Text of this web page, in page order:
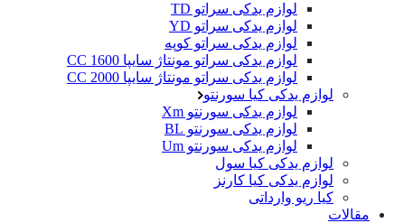
لوازم یدکی سراتو TD
لوازم یدکی سراتو YD
لوازم یدکی سراتو کوپه
لوازم یدکی سراتو مونتاژ سایپا 1600 CC
لوازم یدکی سراتو مونتاژ سایپا 2000 CC
لوازم یدکی کیا سورنتو
لوازم یدکی سورنتو Xm
لوازم یدکی سورنتو BL
لوازم یدکی سورنتو Um
لوازم یدکی کیا سول
لوازم یدکی کیا کارنز
کیا ریو وارداتی
مقالات